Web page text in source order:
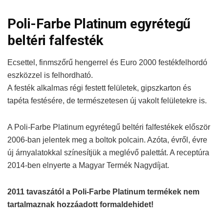
Poli-Farbe Platinum egyrétegű
beltéri falfesték
Ecsettel, finmszőrű hengerrel és Euro 2000 festékfelhordó
eszközzel is felhordható.
A festék alkalmas régi festett felületek, gipszkarton és
tapéta festésére, de természetesen új vakolt felületekre is.
A Poli-Farbe Platinum egyrétegű beltéri falfestékek először
2006-ban jelentek meg a boltok polcain. Azóta, évről, évre
új árnyalatokkal színesítjük a meglévő palettát. A receptúra
2014-ben elnyerte a Magyar Termék Nagydíjat.
2011 tavaszától a Poli-Farbe Platinum termékek nem
tartalmaznak hozzáadott formaldehidet!